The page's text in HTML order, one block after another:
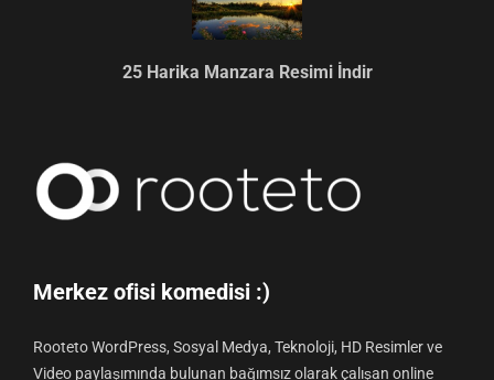
25 Harika Manzara Resimi İndir
Merkez ofisi komedisi :)
Rooteto WordPress, Sosyal Medya, Teknoloji, HD Resimler ve
Video paylaşımında bulunan bağımsız olarak çalışan online